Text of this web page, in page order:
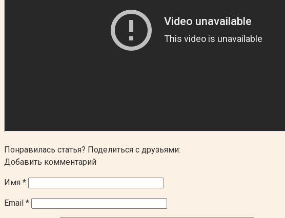
Понравилась статья? Поделиться с друзьями:
Добавить комментарий
Имя *
Email *